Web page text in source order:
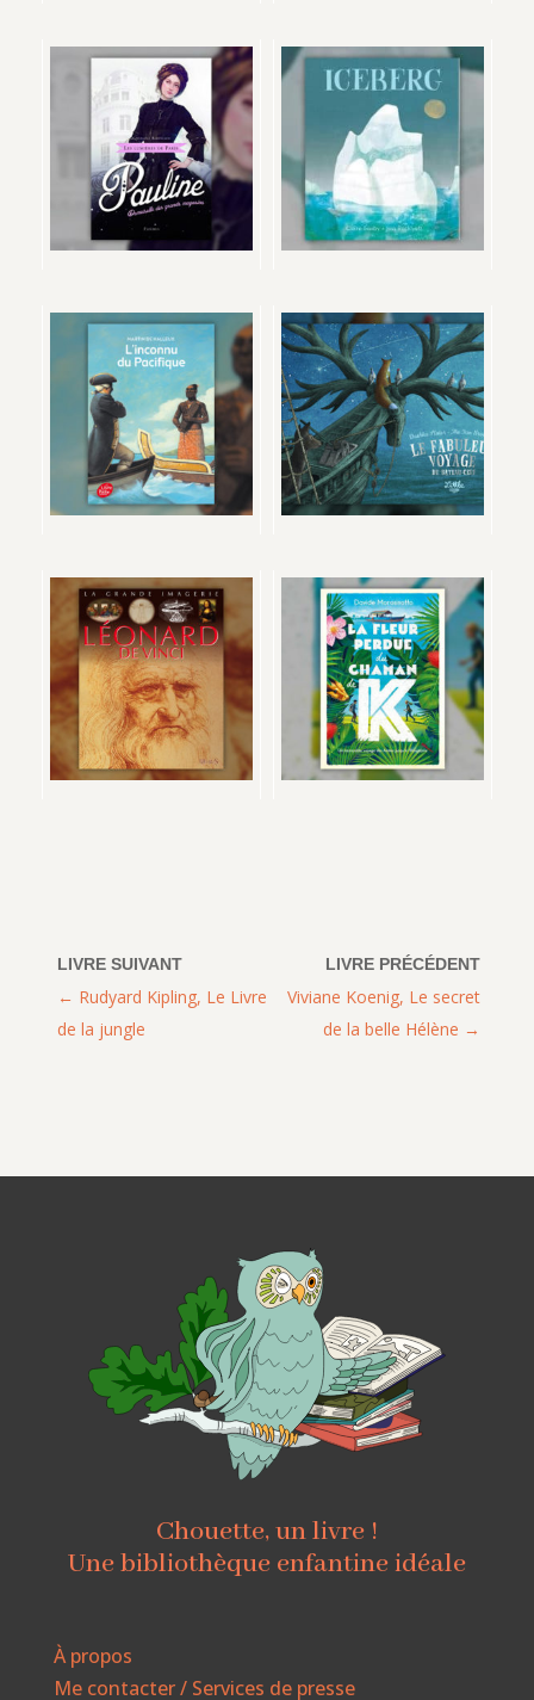
Viviane Koenig, Le secret
de la belle Hélène
Rudyard Kipling, Le Livre
de la jungle
Chouette, un livre !
Une bibliothèque enfantine idéale
À propos
Me contacter / Services de presse